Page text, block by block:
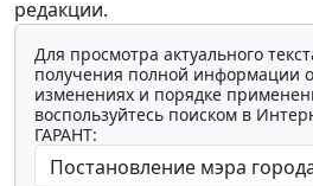
редакции.
Для просмотра актуального
получения полной информации
изменениях и порядке
воспользуйтесь поиском в
ГАРАНТ: